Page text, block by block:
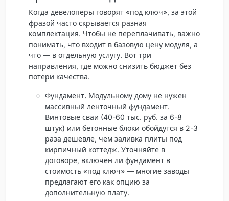
Когда девелоперы говорят «под ключ», за этой
фразой часто скрывается разная
комплектация. Чтобы не переплачивать, важно
понимать, что входит в базовую цену модуля, а
что — в отдельную услугу. Вот три
направления, где можно снизить бюджет без
потери качества.
Фундамент. Модульному дому не нужен
массивный ленточный фундамент.
Винтовые сваи (40-60 тыс. руб. за 6-8
штук) или бетонные блоки обойдутся в 2-3
раза дешевле, чем заливка плиты под
кирпичный коттедж. Уточняйте в
договоре, включен ли фундамент в
стоимость «под ключ» — многие заводы
предлагают его как опцию за
дополнительную плату.